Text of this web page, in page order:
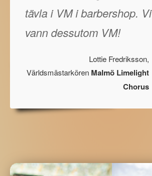
tävla i VM i barbershop. Vi
vann dessutom VM!
Lottie Fredriksson,
Världsmästarkören Malmö Limelight
Chorus